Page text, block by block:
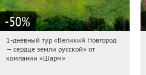
-50%
20:22:31 Купили:22
Достоевская
1-дневный тур «Великий Новгород
— сердце земли русской» от
компании «Шарм»